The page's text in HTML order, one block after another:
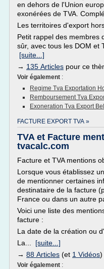
en dehors de l'Union
exonérées de TVA.
Les territoires d'export
Petit rappel des membres
sûr, avec tous les DOM et
[suite...]
→ 135 Articles pour ce
Voir également :
Regime Tva Exportation
Remboursement Tva
Exoneration Tva Export
FACTURE EXPORT TVA »
TVA et Facture
tvacalc.com
Facture et TVA mentions
Lorsque vous établissez
de mentionner certaines
destinataire de la facture
France ou dans un autre
Voici une liste des
facture :
La date de la création ou
La... [suite...]
→ 88 Articles (et 1 Vidéos)
Voir également :